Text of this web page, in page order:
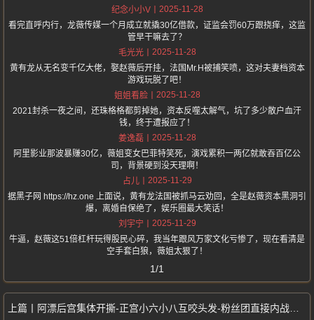
纪念小小V
2025-11-28
看完直呼内行，龙薇传媒一个月成立就撬30亿借款，证监会罚60万跟挠痒，这监
管早干嘛去了？
毛光光
2025-11-28
黄有龙从无名变千亿大佬，娶赵薇后开挂，法国Mr.H被捕笑喷，这对夫妻档资本
游戏玩脱了吧！
姐姐看脸
2025-11-28
2021封杀一夜之间，还珠格格都剪掉她，资本反噬太解气，坑了多少散户血汗
钱，终于遭报应了！
姜逸磊
2025-11-28
阿里影业那波暴赚30亿，薇姐变女巴菲特笑死，演戏累积一两亿就敢吞百亿公
司，背景硬到没天理啊！
占儿
2025-11-29
据黑子网 https://hz.one 上面说，黄有龙法国被抓马云劝回，全是赵薇资本黑洞引
爆，离婚自保绝了，娱乐圈最大笑话！
刘宇宁
2025-11-29
牛逼，赵薇这51倍杠杆玩得股民心碎，我当年跟风万家文化亏惨了，现在看清是
空手套白狼，薇姐太狠了！
1/1
阿漂后宫集体开撕-正宫小六小八互咬头发-粉丝团直接内战到天亮